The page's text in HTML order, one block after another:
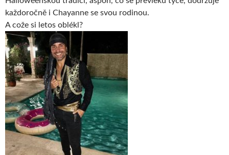
každoročně i Chayanne se svou rodinou.
A cože si letos oblékl?